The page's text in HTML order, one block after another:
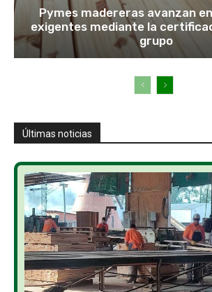
Pymes madereras avanzan
exigentes mediante la
grupo
Últimas noticias